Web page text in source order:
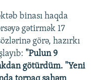
binası haqda
gətirmək 17
görə, hazırkı
"Pulun 9
götürdüm. "Yeni